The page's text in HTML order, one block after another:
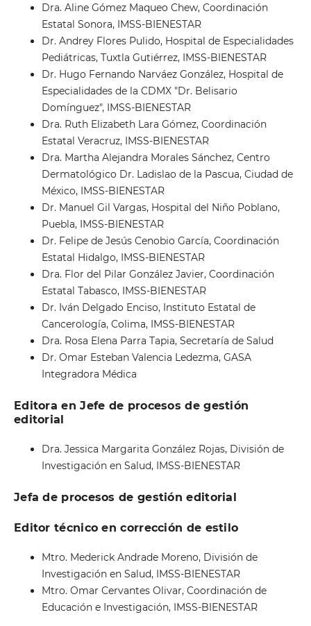
Dra. Aline Gómez Maqueo Chew, Coordinación
Estatal Sonora, IMSS-BIENESTAR
Dr. Andrey Flores Pulido, Hospital de Especialidades
Pediátricas, Tuxtla Gutiérrez, IMSS-BIENESTAR
Dr. Hugo Fernando Narváez González, Hospital de
Especialidades de la CDMX "Dr. Belisario
Domínguez", IMSS-BIENESTAR
Dra. Ruth Elizabeth Lara Gómez, Coordinación
Estatal Veracruz, IMSS-BIENESTAR
Dra. Martha Alejandra Morales Sánchez, Centro
Dermatológico Dr. Ladislao de la Pascua, Ciudad de
México, IMSS-BIENESTAR
Dr. Manuel Gil Vargas, Hospital del Niño Poblano,
Puebla, IMSS-BIENESTAR
Dr. Felipe de Jesús Cenobio García, Coordinación
Estatal Hidalgo, IMSS-BIENESTAR
Dra. Flor del Pilar González Javier, Coordinación
Estatal Tabasco, IMSS-BIENESTAR
Dr. Iván Delgado Enciso, Instituto Estatal de
Cancerología, Colima, IMSS-BIENESTAR
Dra. Rosa Elena Parra Tapia, Secretaría de Salud
Dr. Omar Esteban Valencia Ledezma, GASA
Integradora Médica
Editora en Jefe de procesos de gestión
editorial
Dra. Jessica Margarita González Rojas, División de
Investigación en Salud, IMSS-BIENESTAR
Jefa de procesos de gestión editorial
Editor técnico en corrección de estilo
Mtro. Mederick Andrade Moreno, División de
Investigación en Salud, IMSS-BIENESTAR
Mtro. Omar Cervantes Olivar, Coordinación de
Educación e Investigación, IMSS-BIENESTAR